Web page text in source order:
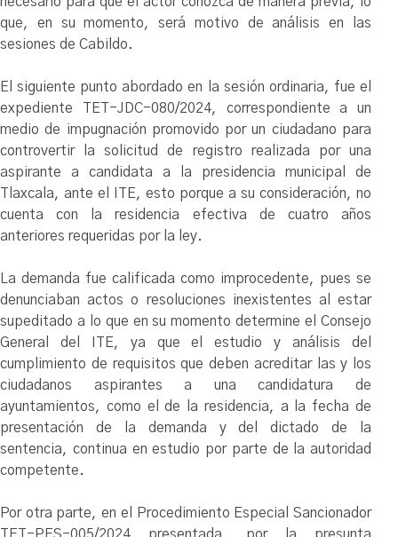
que, en su momento, será motivo de análisis en las
sesiones de Cabildo.
El siguiente punto abordado en la sesión ordinaria, fue el
expediente TET-JDC-080/2024, correspondiente a un
medio de impugnación promovido por un ciudadano para
controvertir la solicitud de registro realizada por una
aspirante a candidata a la presidencia municipal de
Tlaxcala, ante el ITE, esto porque a su consideración, no
cuenta con la residencia efectiva de cuatro años
anteriores requeridas por la ley.
La demanda fue calificada como improcedente, pues se
denunciaban actos o resoluciones inexistentes al estar
supeditado a lo que en su momento determine el Consejo
General del ITE, ya que el estudio y análisis del
cumplimiento de requisitos que deben acreditar las y los
ciudadanos aspirantes a una candidatura de
ayuntamientos, como el de la residencia, a la fecha de
presentación de la demanda y del dictado de la
sentencia, continua en estudio por parte de la autoridad
competente.
Por otra parte, en el Procedimiento Especial Sancionador
TET-PES-005/2024 presentada, por la presunta